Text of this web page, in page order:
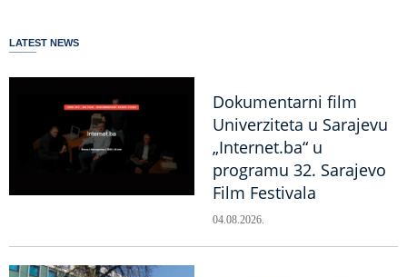
LATEST NEWS
Dokumentarni film
Univerziteta u Sarajevu
„Internet.ba“ u
programu 32. Sarajevo
Film Festivala
04.08.2026.